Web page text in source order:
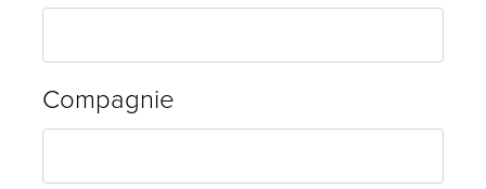
Compagnie